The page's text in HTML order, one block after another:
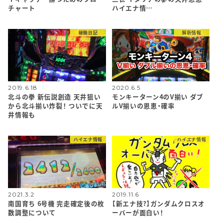
チャート
ハイエナ情…
稼働日記
2019.6.18
北斗の拳 新伝説創造 天井狙い
から北斗揃い炸裂！ ついでに天
井情報も
解析情報
2020.6.5
モンキーターン4のV揃い ダブ
ルV揃いの恩恵・確率
ハイエナ情報
2021.3.2
南国育ち 6号機 完走確定後の枚
数調整について
ハイエナ情報
2019.11.6
【新エナ技?】ガンダムクロスオ
ーバーが面白い！